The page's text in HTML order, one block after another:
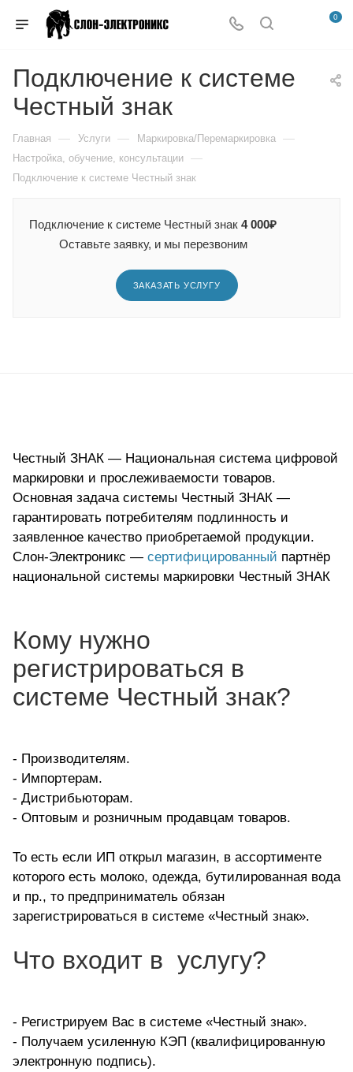
0
Подключение к системе
Честный знак
Главная — Услуги — Маркировка/Перемаркировка —
Настройка, обучение, консультации —
Подключение к системе Честный знак
Подключение к системе Честный знак 4 000₽
Оставьте заявку, и мы перезвоним
ЗАКАЗАТЬ УСЛУГУ
Честный ЗНАК — Национальная система цифровой
маркировки и прослеживаемости товаров.
Основная задача системы Честный ЗНАК —
гарантировать потребителям подлинность и
заявленное качество приобретаемой продукции.
Слон-Электроникс — сертифицированный партнёр
национальной системы маркировки Честный ЗНАК
Кому нужно
регистрироваться в
системе Честный знак?
- Производителям.
- Импортерам.
- Дистрибьюторам.
- Оптовым и розничным продавцам товаров.
То есть если ИП открыл магазин, в ассортименте
которого есть молоко, одежда, бутилированная вода
и пр., то предприниматель обязан
зарегистрироваться в системе «Честный знак».
Что входит в услугу?
- Регистрируем Вас в системе «Честный знак».
- Получаем усиленную КЭП (квалифицированную
электронную подпись).